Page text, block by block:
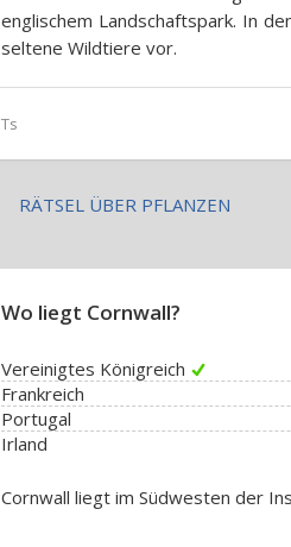
englischem Landschaftspark. In
seltene Wildtiere vor.
Ts
RÄTSEL ÜBER PFLANZEN
Wo liegt Cornwall?
Vereinigtes Königreich
Frankreich
Portugal
Irland
Cornwall liegt im Südwesten der